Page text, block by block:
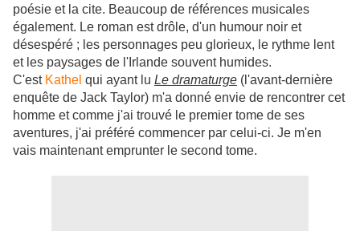
poésie et la cite. Beaucoup de références musicales
également. Le roman est drôle, d'un humour noir et
désespéré ; les personnages peu glorieux, le rythme lent
et les paysages de l'Irlande souvent humides.
C'est Kathel qui ayant lu Le dramaturge (l'avant-dernière
enquête de Jack Taylor) m'a donné envie de rencontrer cet
homme et comme j'ai trouvé le premier tome de ses
aventures, j'ai préféré commencer par celui-ci. Je m'en
vais maintenant emprunter le second tome.